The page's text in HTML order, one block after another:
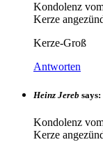
Kondolenz
Kerze
Kerze-Groß
Antworten
Heinz Jereb says:
Kondolenz
Kerze